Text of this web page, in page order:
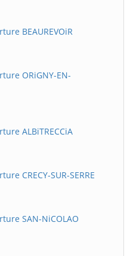
BEAUREVOiR
ORiGNY-EN-
ALBiTRECCiA
CRECY-SUR-SERRE
SAN-NiCOLAO